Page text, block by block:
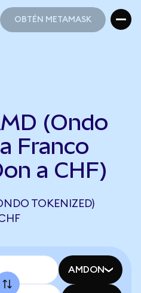
OBTÉN METAMASK
(Ondo
Franco
a CHF)
TOKENIZED)
AMDON